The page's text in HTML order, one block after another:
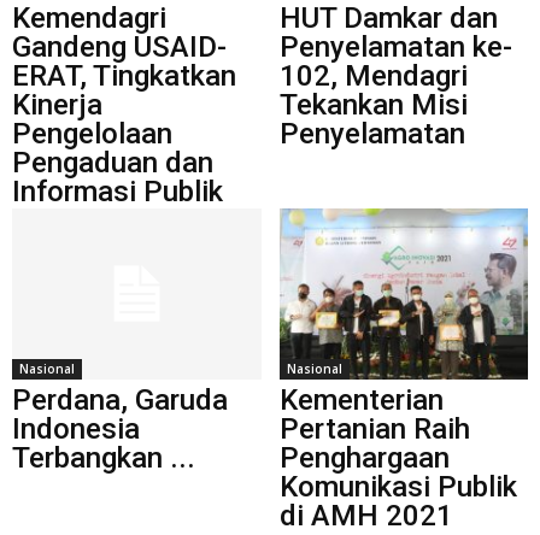
Kemendagri
Gandeng USAID-
ERAT, Tingkatkan
Kinerja
Pengelolaan
Pengaduan dan
Informasi Publik
HUT Damkar dan
Penyelamatan ke-
102, Mendagri
Tekankan Misi
Penyelamatan
Nasional
Perdana, Garuda
Indonesia
Terbangkan ...
Nasional
Kementerian
Pertanian Raih
Penghargaan
Komunikasi Publik
di AMH 2021